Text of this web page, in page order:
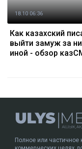
18.10 06:36
Как казахский
выйти замуж за
иной - обзор
Полное или частичное